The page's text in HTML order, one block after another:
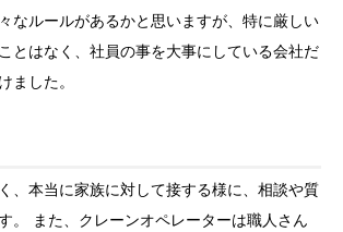
なルールがあるかと思いますが、特に厳しい
とはなく、社員の事を大事にしている会社だ
ました。
、本当に家族に対して接する様に、相談や質
。 また、クレーンオペレーターは職人さん